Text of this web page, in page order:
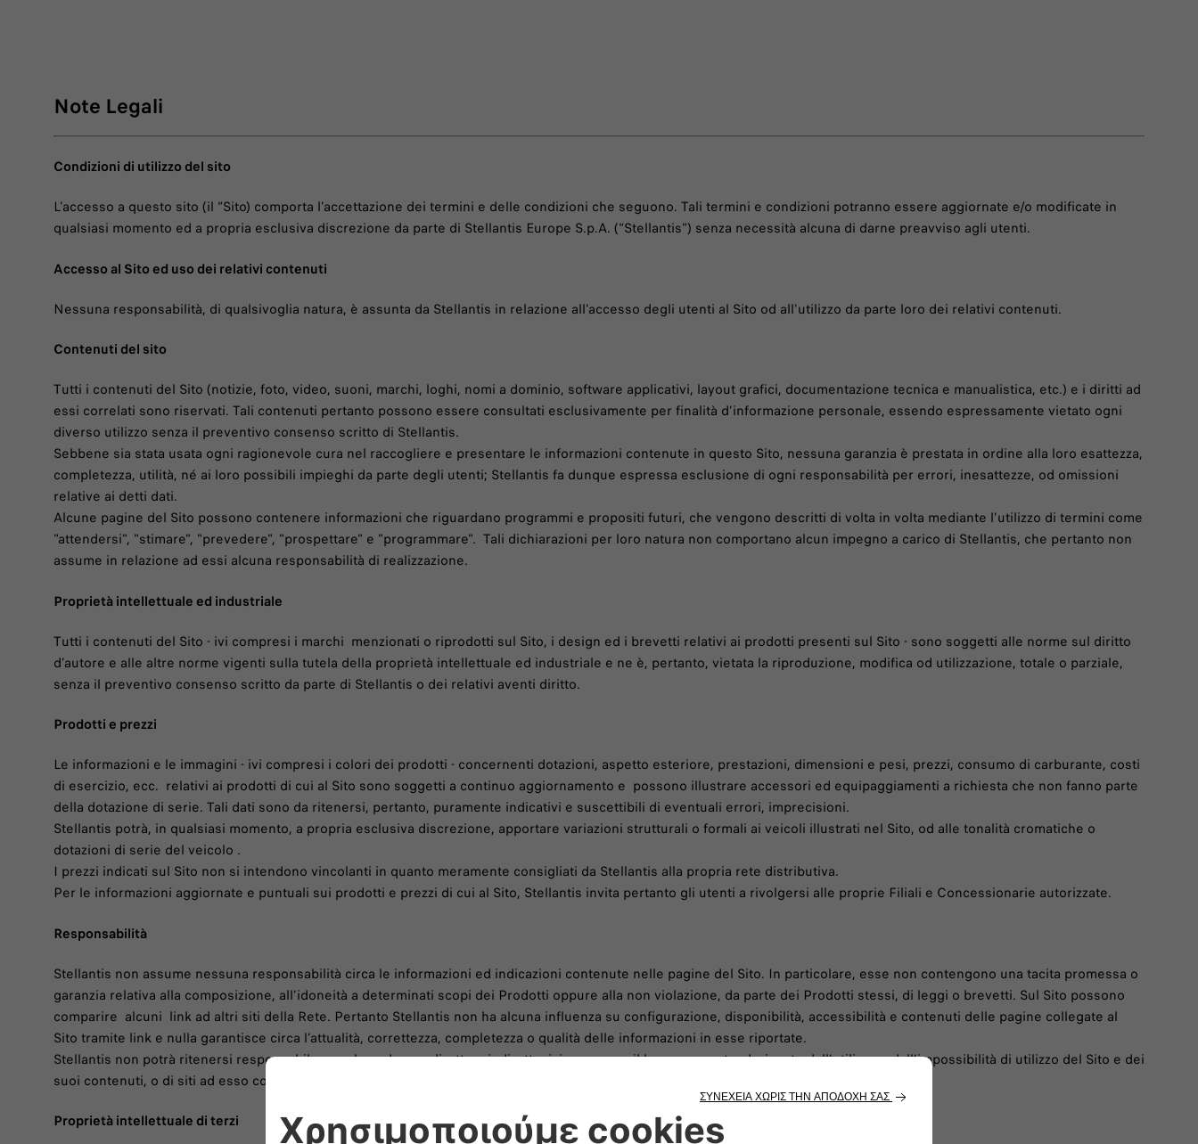
Note Legali
Condizioni di utilizzo del sito
L'accesso a questo sito (il “Sito) comporta l'accettazione dei termini e delle condizioni che seguono. Tali termini e condizioni potranno essere aggiornate e/o modificate in
qualsiasi momento ed a propria esclusiva discrezione da parte di Stellantis Europe S.p.A. (“Stellantis”) senza necessità alcuna di darne preavviso agli utenti.
Accesso al Sito ed uso dei relativi contenuti
Nessuna responsabilità, di qualsivoglia natura, è assunta da Stellantis in relazione all'accesso degli utenti al Sito od all'utilizzo da parte loro dei relativi contenuti.
Contenuti del sito
Tutti i contenuti del Sito (notizie, foto, video, suoni, marchi, loghi, nomi a dominio, software applicativi, layout grafici, documentazione tecnica e manualistica, etc.) e i diritti ad
essi correlati sono riservati. Tali contenuti pertanto possono essere consultati esclusivamente per finalità d’informazione personale, essendo espressamente vietato ogni
diverso utilizzo senza il preventivo consenso scritto di Stellantis.
Sebbene sia stata usata ogni ragionevole cura nel raccogliere e presentare le informazioni contenute in questo Sito, nessuna garanzia è prestata in ordine alla loro esattezza,
completezza, utilità, né ai loro possibili impieghi da parte degli utenti; Stellantis fa dunque espressa esclusione di ogni responsabilità per errori, inesattezze, od omissioni
relative ai detti dati.
Alcune pagine del Sito possono contenere informazioni che riguardano programmi e propositi futuri, che vengono descritti di volta in volta mediante l’utilizzo di termini come
"attendersi", "stimare", "prevedere", "prospettare" e "programmare". Tali dichiarazioni per loro natura non comportano alcun impegno a carico di Stellantis, che pertanto non
assume in relazione ad essi alcuna responsabilità di realizzazione.
Proprietà intellettuale ed industriale
Tutti i contenuti del Sito - ivi compresi i marchi menzionati o riprodotti sul Sito, i design ed i brevetti relativi ai prodotti presenti sul Sito - sono soggetti alle norme sul diritto
d’autore e alle altre norme vigenti sulla tutela della proprietà intellettuale ed industriale e ne è, pertanto, vietata la riproduzione, modifica od utilizzazione, totale o parziale,
senza il preventivo consenso scritto da parte di Stellantis o dei relativi aventi diritto.
Prodotti e prezzi
Le informazioni e le immagini - ivi compresi i colori dei prodotti - concernenti dotazioni, aspetto esteriore, prestazioni, dimensioni e pesi, prezzi, consumo di carburante, costi
di esercizio, ecc. relativi ai prodotti di cui al Sito sono soggetti a continuo aggiornamento e possono illustrare accessori ed equipaggiamenti a richiesta che non fanno parte
della dotazione di serie. Tali dati sono da ritenersi, pertanto, puramente indicativi e suscettibili di eventuali errori, imprecisioni.
Stellantis potrà, in qualsiasi momento, a propria esclusiva discrezione, apportare variazioni strutturali o formali ai veicoli illustrati nel Sito, od alle tonalità cromatiche o
dotazioni di serie del veicolo .
I prezzi indicati sul Sito non si intendono vincolanti in quanto meramente consigliati da Stellantis alla propria rete distributiva.
Per le informazioni aggiornate e puntuali sui prodotti e prezzi di cui al Sito, Stellantis invita pertanto gli utenti a rivolgersi alle proprie Filiali e Concessionarie autorizzate.
Responsabilità
Stellantis non assume nessuna responsabilità circa le informazioni ed indicazioni contenute nelle pagine del Sito. In particolare, esse non contengono una tacita promessa o
garanzia relativa alla composizione, all’idoneità a determinati scopi dei Prodotti oppure alla non violazione, da parte dei Prodotti stessi, di leggi o brevetti. Sul Sito possono
comparire alcuni link ad altri siti della Rete. Pertanto Stellantis non ha alcuna influenza su configurazione, disponibilità, accessibilità e contenuti delle pagine collegate al
Sito tramite link e nulla garantisce circa l’attualità, correttezza, completezza o qualità delle informazioni in esse riportate.
Stellantis non potrà ritenersi responsabile per alcun danno, diretto o indiretto, ivi compreso il lucro cessante, derivante dall’utilizzo o dall’impossibilità di utilizzo del Sito e dei
suoi contenuti, o di siti ad esso collegati direttamente o indirettamente, così come da omissioni o errori.
Proprietà intellettuale di terzi